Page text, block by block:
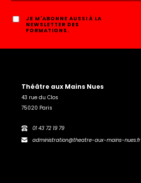
JE M'ABONNE AUSSI À LA
NEWSLETTER DES
FORMATIONS.
Théâtre aux Mains Nues
43 rue du Clos
75020 Paris
01 43 72 19 79
administration@theatre-aux-mains-nues.fr